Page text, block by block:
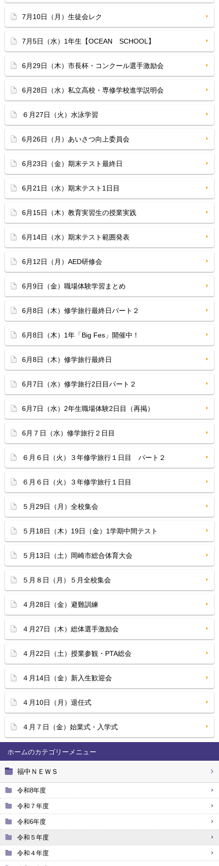
ホーム
福中ＮＥＷＳ
令和8年度
令和７年度
令和6年度
令和５年度
令和４年度
7月10日（月）生徒会レク
7月5日（水）1年生【OCEAN SCHOOL】
6月29日（木）市長杯・コンクール選手激励会
6月28日（水）私立高校・専修学校進学説明会
６月27日（火）水泳学習
6月26日（月）あいさつ向上委員会
6月23日（金）期末テスト最終日
6月21日（水）期末テスト1日目
6月15日（木）教育実習生の授業実践
6月14日（水）期末テスト範囲発表
6月12日（月）AED研修会
6月9日（金）職場体験学習まとめ
6月8日（木）修学旅行最終日パート２
6月8日（木）1年「Big Fes」開催中！
6月8日（木）修学旅行最終日
6月7日（水）修学旅行2日目パート２
6月7日（水）2年生職場体験2日目（再掲）
6月７日（水）修学旅行２日目
６月６日（火）３年修学旅行１日目 パート２
６月６日（火）３年修学旅行１日目
５月29日（月）全校集会
５月18日（木）19日（金）1学期中間テスト
５月13日（土）岡崎市総合体育大会
５月８日（月）５月全校集会
４月28日（金）避難訓練
４月27日（木）総体選手激励会
４月22日（土）授業参観・PTA総会
４月14日（金）新入生歓迎会
４月10日（月）退任式
４月７日（金）始業式・入学式